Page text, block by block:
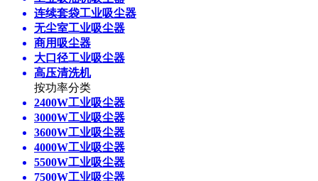
连续套袋工业吸尘器
无尘室工业吸尘器
商用吸尘器
大口径工业吸尘器
高压清洗机
按功率分类
2400W工业吸尘器
3000W工业吸尘器
3600W工业吸尘器
4000W工业吸尘器
5500W工业吸尘器
7500W工业吸尘器